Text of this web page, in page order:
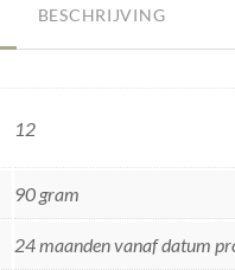
BESCHRIJVING
12
90 gram
24 maanden vanaf datum